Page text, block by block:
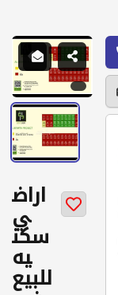
اراض
ي
سكن
يه
للبيع